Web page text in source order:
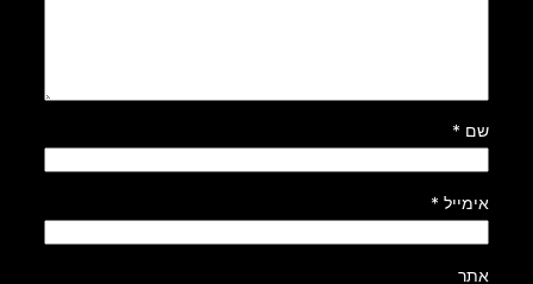
שם *
אימייל *
אתר